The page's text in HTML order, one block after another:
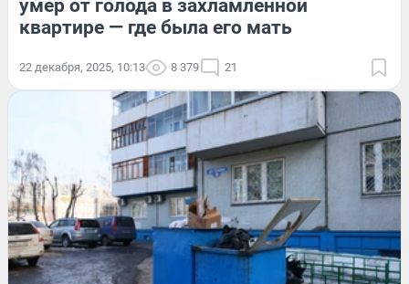
умер от голода в захламленной
квартире — где была его мать
22 декабря, 2025, 10:13 8 379 21